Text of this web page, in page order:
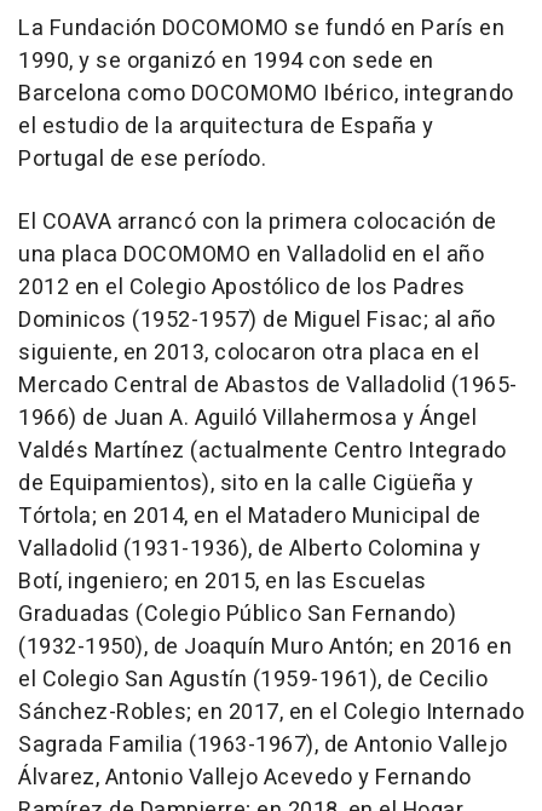
La Fundación DOCOMOMO se fundó en París en
1990, y se organizó en 1994 con sede en
Barcelona como DOCOMOMO Ibérico, integrando
el estudio de la arquitectura de España y
Portugal de ese período.
El COAVA arrancó con la primera colocación de
una placa DOCOMOMO en Valladolid en el año
2012 en el Colegio Apostólico de los Padres
Dominicos (1952-1957) de Miguel Fisac; al año
siguiente, en 2013, colocaron otra placa en el
Mercado Central de Abastos de Valladolid (1965-
1966) de Juan A. Aguiló Villahermosa y Ángel
Valdés Martínez (actualmente Centro Integrado
de Equipamientos), sito en la calle Cigüeña y
Tórtola; en 2014, en el Matadero Municipal de
Valladolid (1931-1936), de Alberto Colomina y
Botí, ingeniero; en 2015, en las Escuelas
Graduadas (Colegio Público San Fernando)
(1932-1950), de Joaquín Muro Antón; en 2016 en
el Colegio San Agustín (1959-1961), de Cecilio
Sánchez-Robles; en 2017, en el Colegio Internado
Sagrada Familia (1963-1967), de Antonio Vallejo
Álvarez, Antonio Vallejo Acevedo y Fernando